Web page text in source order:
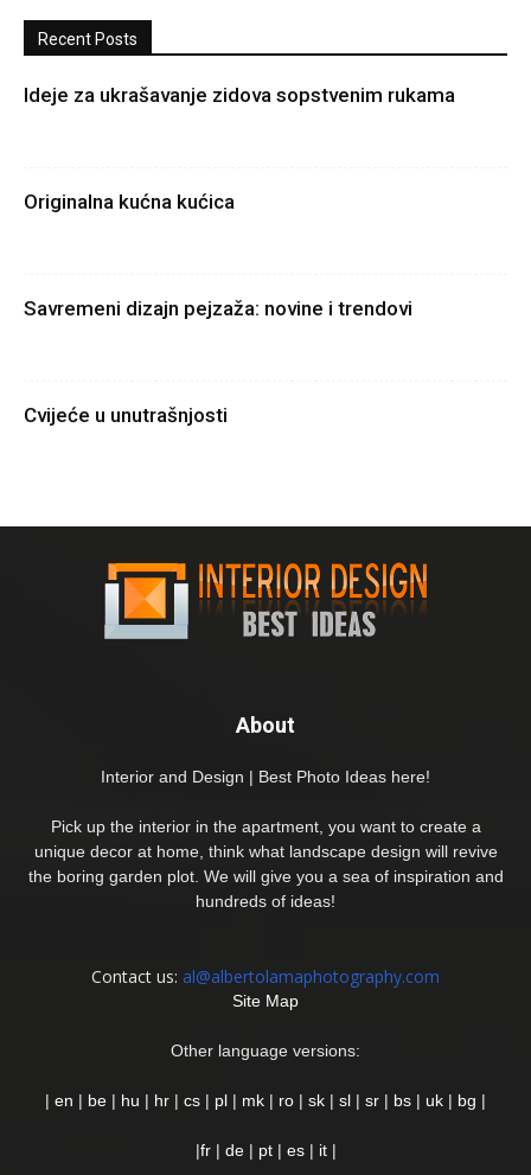
Recent Posts
Ideje za ukrašavanje zidova sopstvenim rukama
Originalna kućna kućica
Savremeni dizajn pejzaža: novine i trendovi
Cvijeće u unutrašnjosti
About
Interior and Design | Best Photo Ideas here!
Pick up the interior in the apartment, you want to create a
unique decor at home, think what landscape design will revive
the boring garden plot. We will give you a sea of inspiration and
hundreds of ideas!
Contact us: al@albertolamaphotography.com
Site Map
Other language versions:
| en | be | hu | hr | cs | pl | mk | ro | sk | sl | sr | bs | uk | bg |
|fr| de | pt| es| it|